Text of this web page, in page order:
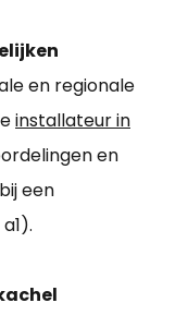
en regionale
installateur in
en
een